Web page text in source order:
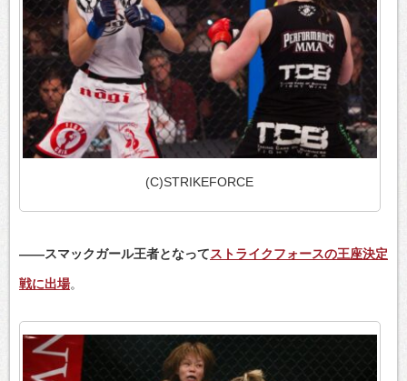
(C)STRIKEFORCE
――スマックガール王者となってストライクフォースの王座決定
戦に出場。